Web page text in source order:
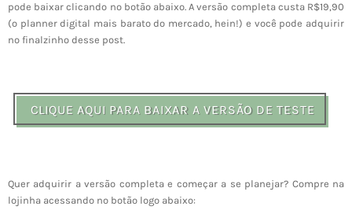
pode baixar clicando no botão abaixo. A versão completa custa R$19,90
(o planner digital mais barato do mercado, hein!) e você pode adquirir
no finalzinho desse post.
CLIQUE AQUI PARA BAIXAR A VERSÃO DE TESTE
Quer adquirir a versão completa e começar a se planejar? Compre na
lojinha acessando no botão logo abaixo: